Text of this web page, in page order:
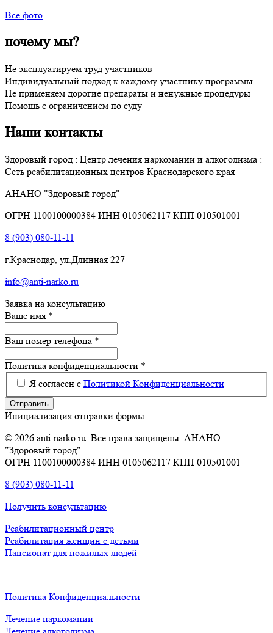
Все фото
почему мы?
Не эксплуатируем труд участников
Индивидуальный подход к каждому участнику программы
Не применяем дорогие препараты и ненужные процедуры
Помощь с ограничением по суду
Наши контакты
Здоровый город : Центр лечения наркомании и алкоголизма :
Сеть реабилитационных центров Краснодарского края
АНАНО "Здоровый город"
ОГРН 1100100000384 ИНН 0105062117 КПП 010501001
8 (903) 080-11-11
г.Краснодар, ул.Длинная 227
info@anti-narko.ru
Заявка на консультацию
Ваше имя *
Ваш номер телефона *
Политика конфиденциальности *
Я согласен с Политикой Конфиденциальности
Отправить
Инициализация отправки формы...
© 2026 anti-narko.ru. Все права защищены. АНАНО
"Здоровый город"
ОГРН 1100100000384 ИНН 0105062117 КПП 010501001
8 (903) 080-11-11
Получить консультацию
Реабилитационный центр
Реабилитация женщин с детьми
Пансионат для пожилых людей
Политика Конфиденциальности
Лечение наркомании
Лечение алкоголизма